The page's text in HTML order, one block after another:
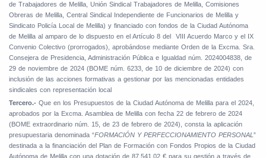
de Trabajadores de Melilla, Unión Sindical Trabajadores de Melilla, Comisiones
Obreras de Melilla, Central Sindical Independiente de Funcionarios de Melilla y
Sindicato Policía Local de Melilla) y financiado con fondos de la Ciudad Autónoma
de Melilla al amparo de lo dispuesto en el Artículo 8 del
VIII Acuerdo Marco y el IX
Convenio Colectivo (prorrogados), aprobándose mediante Orden de la Excma. Sra.
Consejera de Presidencia, Administración Pública e Igualdad núm. 2024004838, de
29 de noviembre de 2024 (BOME núm. 6233, de 10 de diciembre de 2024) con
inclusión de las acciones formativas a gestionar por las mencionadas entidades
sindicales con representación local
Tercero.- Que en los Presupuestos de la Ciudad Autónoma de Melilla para el 2024,
aprobados por la Excma. Asamblea de Melilla con fecha 22 de febrero de 2024
(BOME extraordinario núm. 15, de 23 de febrero de 2024), consta la aplicación
presupuestaria denominada “FORMACIÓN Y PERFECCIONAMIENTO PERSONAL ”
destinada a la financiación del Plan de Formación con Fondos Propios de la Ciudad
Autónoma de Melilla con una dotación de 87.541,02 € para su gestión a través de